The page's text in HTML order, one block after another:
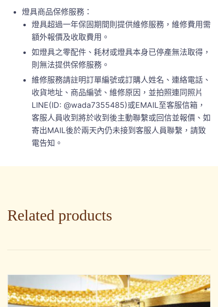
燈具商品保修服務：
燈具超過一年保固期間則提供維修服務，維修費用需
額外報價及收取費用。
如燈具之零配件、耗材或燈具本身已停產無法取得，
則無法提供保修服務。
維修服務請註明訂單編號或訂購人姓名、連絡電話、
收貨地址、商品編號、維修原因，並拍照連同照片
LINE(ID: @wada7355485)或EMAIL至客服信箱，
客服人員收到將於收到後主動聯繫或回信並報價、如
寄出MAIL後於兩天內仍未接到客服人員聯繫，請致
電告知。
Related products